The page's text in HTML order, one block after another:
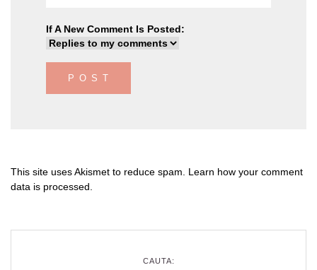
If A New Comment Is Posted:
This site uses Akismet to reduce spam. Learn how your comment
data is processed
CAUTA: